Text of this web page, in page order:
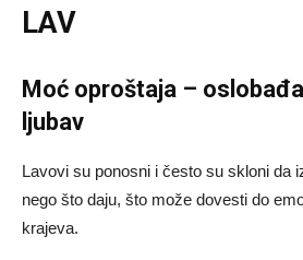
LAV
Moć oproštaja –
ljubav
Lavovi su ponosni i često su skloni da
nego što daju, što može dovesti do
krajeva.